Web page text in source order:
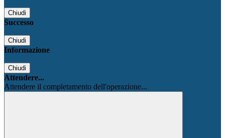
Chiudi
Successo
Chiudi
Informazione
Chiudi
Attendere...
Attendere il completamento dell'operazione...